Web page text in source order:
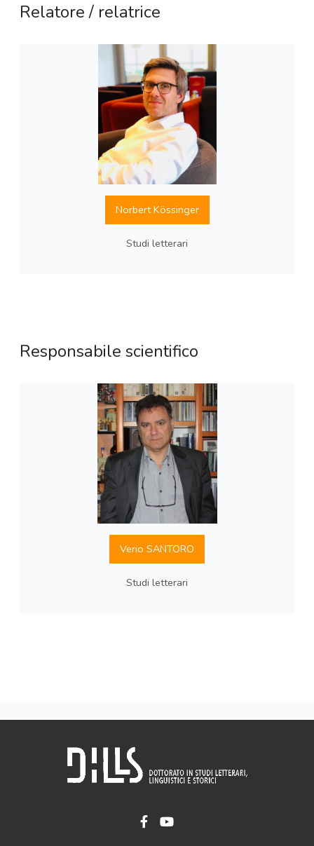
Relatore / relatrice
Norbert Kössinger
Studi letterari
Responsabile scientifico
Verio SANTORO
Studi letterari